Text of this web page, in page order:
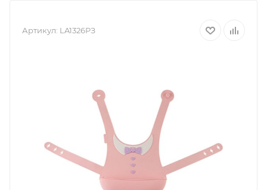
Артикул: LA1326РЗ